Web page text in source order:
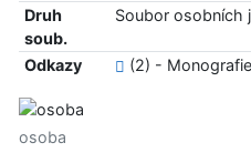
Druh
soub.
Soubor osobních
Odkazy (2) - Monografie
osoba